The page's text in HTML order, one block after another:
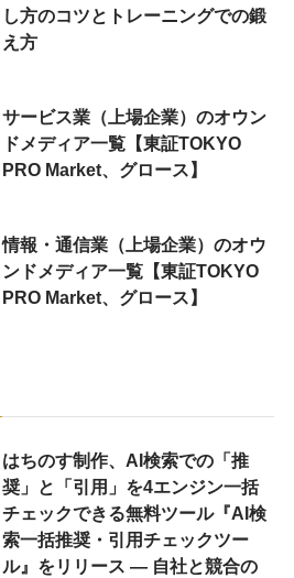
し方のコツとトレーニングでの鍛
え方
サービス業（上場企業）のオウン
ドメディア一覧【東証TOKYO
PRO Market、グロース】
情報・通信業（上場企業）のオウ
ンドメディア一覧【東証TOKYO
PRO Market、グロース】
はちのす制作、AI検索での「推
奨」と「引用」を4エンジン一括
チェックできる無料ツール『AI検
索一括推奨・引用チェックツー
ル』をリリース ― 自社と競合の